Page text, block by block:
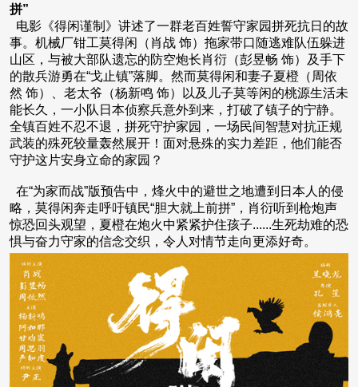
拼”
电影《得闲谨制》讲述了一群老百姓誓守家园拼死抗日的故
事。机械厂钳工莫得闲（肖战 饰）拖家带口随逃难队伍躲进
山区，与被大部队遗忘的防空炮长肖衍（彭昱畅 饰）及手下
的散兵游勇在“戈止镇”落脚。然而莫得闲和妻子夏橙（周依
然 饰）、老太爷（杨新鸣 饰）以及儿子莫等闲的桃源生活未
能长久，一小队日本侦察兵意外到来，打破了镇子的宁静。
全镇百姓不忍不退，拼死守护家园，一场民间智慧对抗正规
武装的殊死较量轰然展开！面对悬殊的实力差距，他们能否
守护这片安身立命的家园？
在“为家而战”版预告中，烽火中的避世之地遭到日本人的侵
略，莫得闲奔走呼吁镇民“胆大就上前拼”，肖衍听到枪炮声
惊恐回头观望，夏橙在炮火中紧紧护住孩子......生死劫难的恐
惧与奋力守家的信念交织，令人对情节走向更添好奇。